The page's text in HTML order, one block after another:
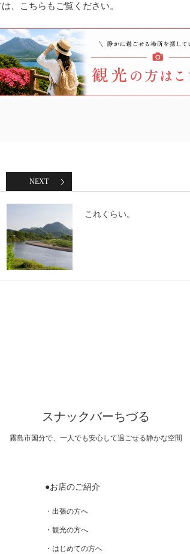
、こちらもご覧ください。
NEXT
これくらい。
スナックバーちづる
霧島市国分で、一人でも安心して過ごせる静かな空間
●お店のご紹介
・出張の方へ
・観光の方へ
・はじめての方へ